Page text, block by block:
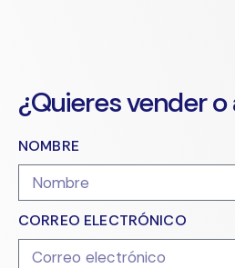
¿Quieres vender
NOMBRE
CORREO ELECTRÓNICO